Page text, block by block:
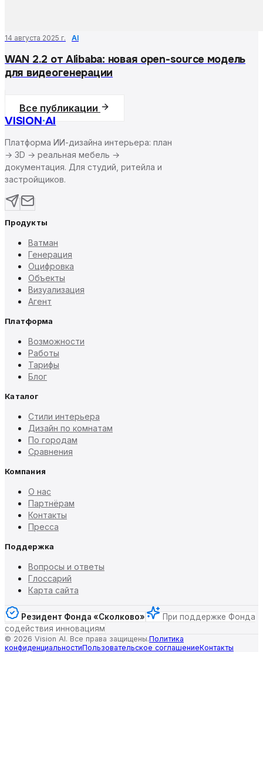
14 августа 2025 г. AI
WAN 2.2 от Alibaba: новая open-source модель
для видеогенерации
Все публикации
VISION·AI
Платформа ИИ-дизайна интерьера: план
→ 3D → реальная мебель →
документация. Для студий, ритейла и
застройщиков.
Продукты
Ватман
Генерация
Оцифровка
Объекты
Визуализация
Агент
Платформа
Возможности
Работы
Тарифы
Блог
Каталог
Стили интерьера
Дизайн по комнатам
По городам
Сравнения
Компания
О нас
Партнёрам
Контакты
Пресса
Поддержка
Вопросы и ответы
Глоссарий
Карта сайта
Резидент Фонда «Сколково»
При поддержке Фонда
содействия инновациям
© 2026 Vision AI. Все права защищены.Политика
конфиденциальностиПользовательское соглашениеКонтакты